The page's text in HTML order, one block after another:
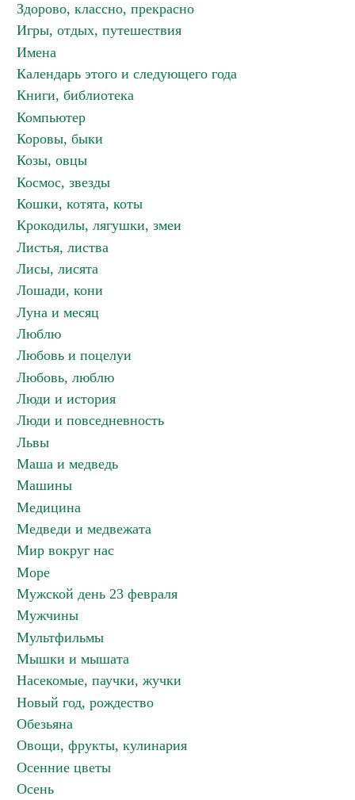
Здорово, классно, прекрасно
Игры, отдых, путешествия
Имена
Календарь этого и следующего года
Книги, библиотека
Компьютер
Коровы, быки
Козы, овцы
Космос, звезды
Кошки, котята, коты
Крокодилы, лягушки, змеи
Листья, листва
Лисы, лисята
Лошади, кони
Луна и месяц
Люблю
Любовь и поцелуи
Любовь, люблю
Люди и история
Люди и повседневность
Львы
Маша и медведь
Машины
Медицина
Медведи и медвежата
Мир вокруг нас
Море
Мужской день 23 февраля
Мужчины
Мультфильмы
Мышки и мышата
Насекомые, паучки, жучки
Новый год, рождество
Обезьяна
Овощи, фрукты, кулинария
Осенние цветы
Осень